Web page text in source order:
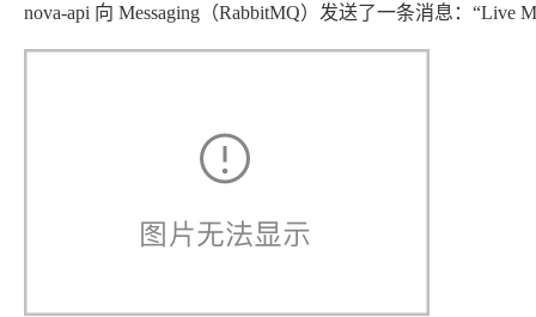
nova-api 向 Messaging（RabbitMQ）发送了一条消息：“Live